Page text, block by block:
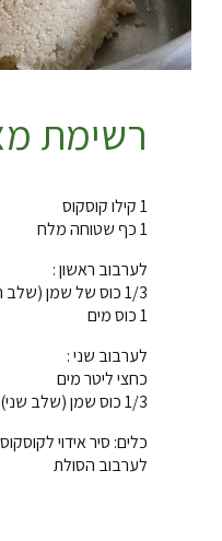
רשימת
1 קילו קוסקוס
1 כף שטוחה מלח
לערבוב ראשון :
1/3 כוס של שמן (שלב ראשון)
1 כוס מים
לערבוב שני :
כחצי ליטר מים
1/3 כוס שמן (שלב שני)
כלים: סיר אידוי
לערבוב הסולת